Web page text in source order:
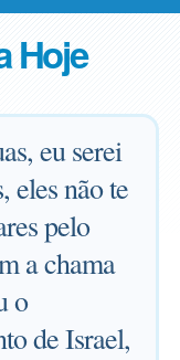
Hoje
eu serei
eles não te
pelo
a chama
o
de Israel,